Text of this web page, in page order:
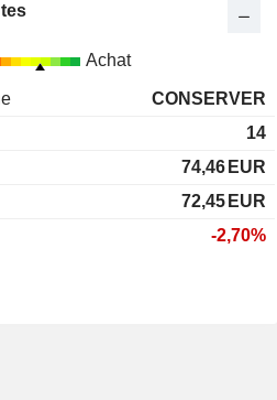
Achat
CONSERVER
14
74,46 EUR
72,45 EUR
-2,70%